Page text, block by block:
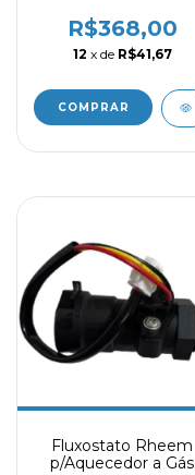
- PR360901081
R$368,00
12 x de R$41,67
Fluxostato Rheem
p/Aquecedor a Gás